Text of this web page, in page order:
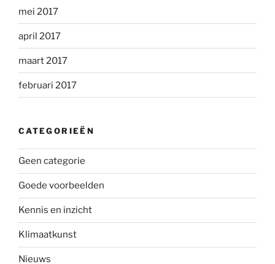
mei 2017
april 2017
maart 2017
februari 2017
CATEGORIEËN
Geen categorie
Goede voorbeelden
Kennis en inzicht
Klimaatkunst
Nieuws